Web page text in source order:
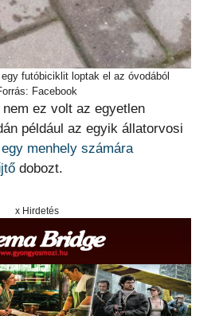
futóbiciklit loptak el az óvodából
Facebook
ez volt az egyetlen
például az egyik állatorvosi
egy menhely számára
dobozt.
x Hirdetés